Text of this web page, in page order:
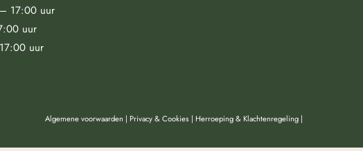
17:00 uur
uur
uur
Algemene voorwaarden | Privacy & Cookies | Herroeping & Klachtenregeling |